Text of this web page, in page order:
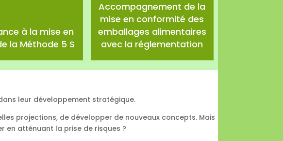
à la mise en
la Méthode 5 S
Accompagnement de la
mise en conformité des
emballages alimentaires
avec la réglementation
leur développement stratégique.
projections, de développer de nouveaux concepts. Mais
en atténuant la prise de risques ?